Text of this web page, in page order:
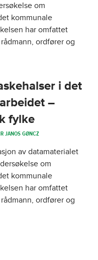
om
kommunale
har omfattet
ordfører og
i det
–
fylke
JANOS GØNCZ
av datamaterialet
om
kommunale
har omfattet
ordfører og